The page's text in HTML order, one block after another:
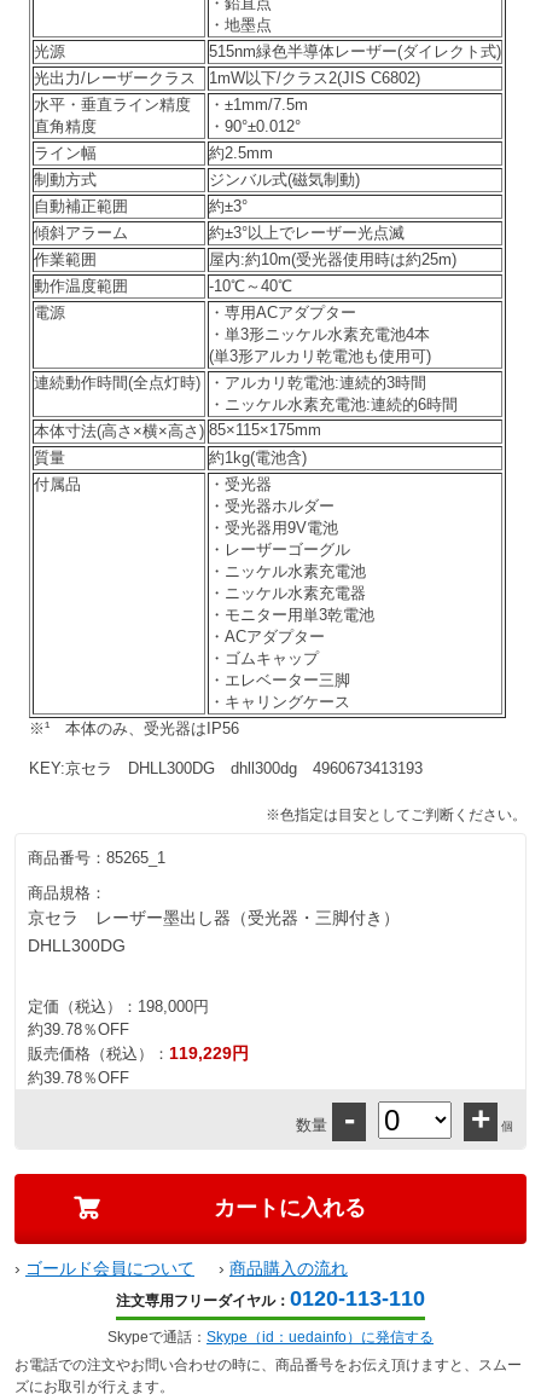
・地墨点
光源
515nm緑色半導体レーザー(ダイレクト式)
光出力/レーザークラス
1mW以下/クラス2(JIS C6802)
水平・垂直ライン精度
直角精度
・±1mm/7.5m
・90°±0.012°
ライン幅
約2.5mm
制動方式
ジンバル式(磁気制動)
自動補正範囲
約±3°
傾斜アラーム
約±3°以上でレーザー光点滅
作業範囲
屋内:約10m(受光器使用時は約25m)
動作温度範囲
-10℃～40℃
電源
・専用ACアダプター
・単3形ニッケル水素充電池4本
(単3形アルカリ乾電池も使用可)
連続動作時間(全点灯時)
・アルカリ乾電池:連続的3時間
・ニッケル水素充電池:連続的6時間
本体寸法(高さ×横×高さ) 85×115×175mm
質量
約1kg(電池含)
付属品
・受光器
・受光器ホルダー
・受光器用9V電池
・レーザーゴーグル
・ニッケル水素充電池
・ニッケル水素充電器
・モニター用単3乾電池
・ACアダプター
・ゴムキャップ
・エレベーター三脚
・キャリングケース
※¹ 本体のみ、受光器はIP56
KEY:京セラ DHLL300DG dhll300dg 4960673413193
※色指定は目安としてご判断ください。
商品番号： 85265_1
商品規格：
京セラ レーザー墨出し器（受光器・三脚付き）
DHLL300DG
定価（税込）： 198,000円
約39.78％OFF
販売価格（税込）： 119,229円
約39.78％OFF
数量 - + 個
› ゴールド会員について › 商品購入の流れ
注文専用フリーダイヤル： 0120-113-110
Skypeで通話： Skype（id：uedainfo）に発信する
お電話での注文やお問い合わせの時に、商品番号をお伝え頂けますと、スムー
ズにお取引が行えます。